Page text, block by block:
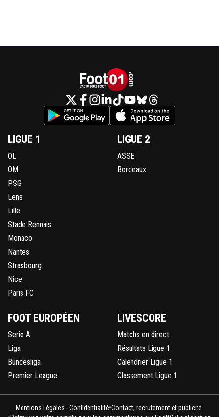
LIGUE 1
OL
OM
PSG
Lens
Lille
Stade Rennais
Monaco
Nantes
Strasbourg
Nice
Paris FC
LIGUE 2
ASSE
Bordeaux
FOOT EUROPÉEN
Serie A
Liga
Bundesliga
Premier League
LIVESCORE
Matchs en direct
Résultats Ligue 1
Calendrier Ligue 1
Classement Ligue 1
Mentions Légales - Confidentialité•Contact, recrutement et publicité